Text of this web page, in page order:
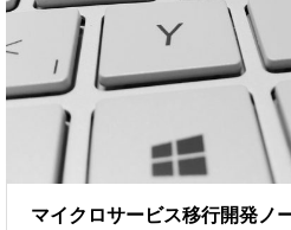
マイクロサービス移行開発ノ